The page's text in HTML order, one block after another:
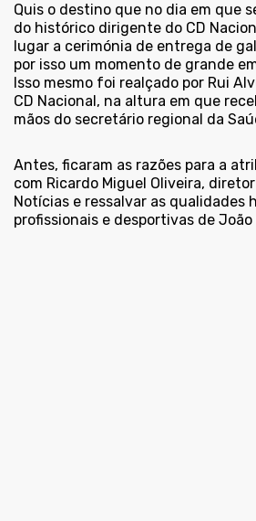
Quis o destino que no dia em que
do histórico dirigente do CD
lugar a cerimónia de entrega de
por isso um momento de grande
Isso mesmo foi realçado por Rui
CD Nacional, na altura em que
mãos do secretário regional da
Antes, ficaram as razões para a
com Ricardo Miguel Oliveira, diretor
Notícias e ressalvar as qualidades
profissionais e desportivas de João